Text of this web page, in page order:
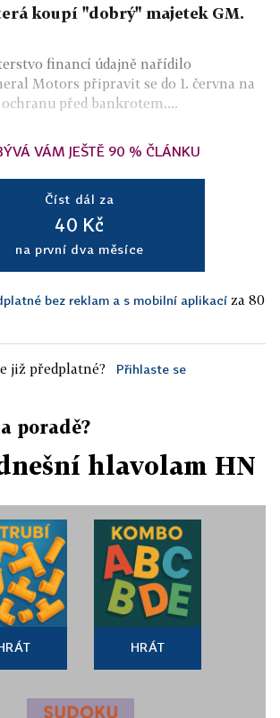
koupí "dobrý" majetek GM.
financí údajně nařídilo
Motors připravit se do 1. června na
před bankrotem....
VÁM JEŠTĚ 90 % ČLÁNKU
Číst dál za
40 Kč
na první dva měsíce
bez reklam a s mobilní aplikací za 80
již předplatné? Přihlaste se
poradě?
hlavolam HN
HRÁT